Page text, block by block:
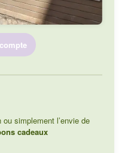
simplement l’envie de
cadeaux